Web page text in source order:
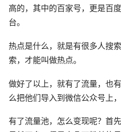
高的，其中的百家号，更是百
台。
热点是什么，就是有很多人搜
索，才能叫做热点。
做好了以上，就有了流量，也
么把他们导入到微信公众号上
有了流量池，怎么变现呢？首